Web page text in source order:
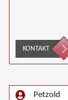
KONTAKT
Petzold